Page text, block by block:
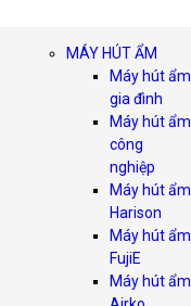
MÁY HÚT ẨM
Máy hút ẩm
gia đình
Máy hút ẩm
công
nghiệp
Máy hút ẩm
Harison
Máy hút ẩm
FujiE
Máy hút ẩm